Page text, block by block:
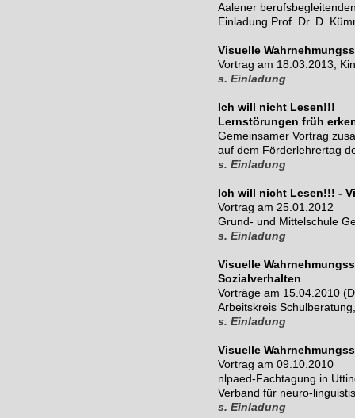
Aalener
Einladung Prof. Dr. D.
Visuelle
Vortrag am 18.03.2013,
s. Einladung
Ich will nicht Lesen!!!
Lernstörungen früh
Gemeinsamer Vortrag
auf dem Förderlehrertag
s. Einladung
Ich will nicht Lesen!!! -
Vortrag am 25.01.2012
Grund- und Mittelschule
s. Einladung
Visuelle
Sozialverhalten
Vorträge am 15.04.2010
Arbeitskreis
s. Einladung
Visuelle
Vortrag am 09.10.2010
nlpaed-Fachtagung in
Verband für neuro-
s. Einladung